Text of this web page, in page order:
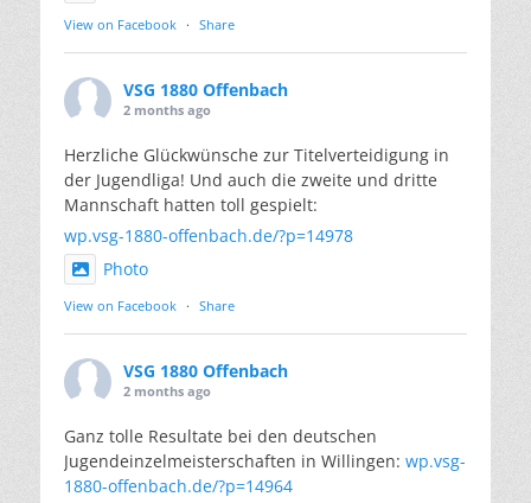
View on Facebook · Share
VSG 1880 Offenbach
2 months ago
Herzliche Glückwünsche zur Titelverteidigung in
der Jugendliga! Und auch die zweite und dritte
Mannschaft hatten toll gespielt:
wp.vsg-1880-offenbach.de/?p=14978
Photo
View on Facebook · Share
VSG 1880 Offenbach
2 months ago
Ganz tolle Resultate bei den deutschen
Jugendeinzelmeisterschaften in Willingen: wp.vsg-
1880-offenbach.de/?p=14964